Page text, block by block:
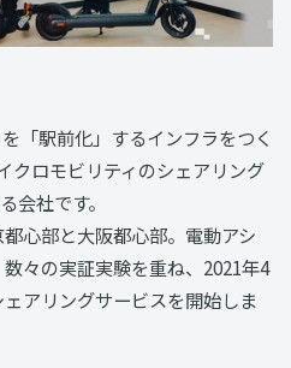
「駅前化」するインフラをつく
クロモビリティのシェアリング
会社です。
心部と大阪都心部。電動アシ
々の実証実験を重ね、2021年4
アリングサービスを開始しま